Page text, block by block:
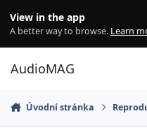
View in the app
A better way to browse. Learn
AudioMAG
Úvodní stránka